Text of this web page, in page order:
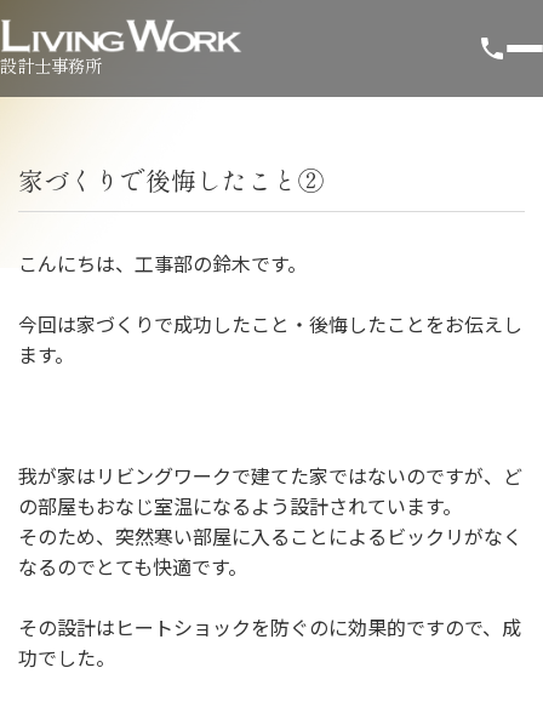
設計士事務所
家づくりで後悔したこと②
こんにちは、工事部の鈴木です。
今回は家づくりで成功したこと・後悔したことをお伝えし
ます。
我が家はリビングワークで建てた家ではないのですが、ど
の部屋もおなじ室温になるよう設計されています。
そのため、突然寒い部屋に入ることによるビックリがなく
なるのでとても快適です。
その設計はヒートショックを防ぐのに効果的ですので、成
功でした。